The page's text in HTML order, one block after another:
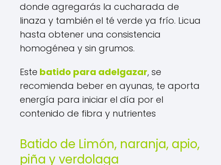
donde agregarás la cucharada de
linaza y también el té verde ya frío. Licua
hasta obtener una consistencia
homogénea y sin grumos.
Este batido para adelgazar, se
recomienda beber en ayunas, te aporta
energía para iniciar el día por el
contenido de fibra y nutrientes
Batido de Limón, naranja, apio,
piña y verdolaga